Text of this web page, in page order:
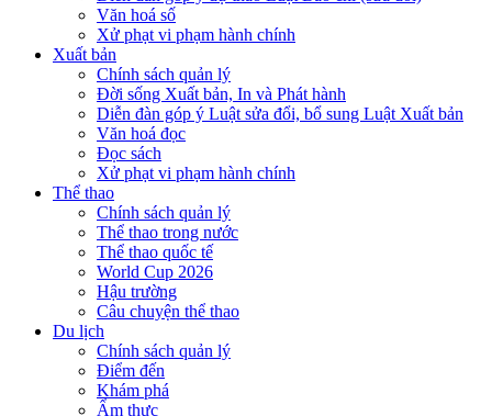
Văn hoá số
Xử phạt vi phạm hành chính
Xuất bản
Chính sách quản lý
Đời sống Xuất bản, In và Phát hành
Diễn đàn góp ý Luật sửa đổi, bổ sung Luật Xuất bản
Văn hoá đọc
Đọc sách
Xử phạt vi phạm hành chính
Thể thao
Chính sách quản lý
Thể thao trong nước
Thể thao quốc tế
World Cup 2026
Hậu trường
Câu chuyện thể thao
Du lịch
Chính sách quản lý
Điểm đến
Khám phá
Ẩm thực